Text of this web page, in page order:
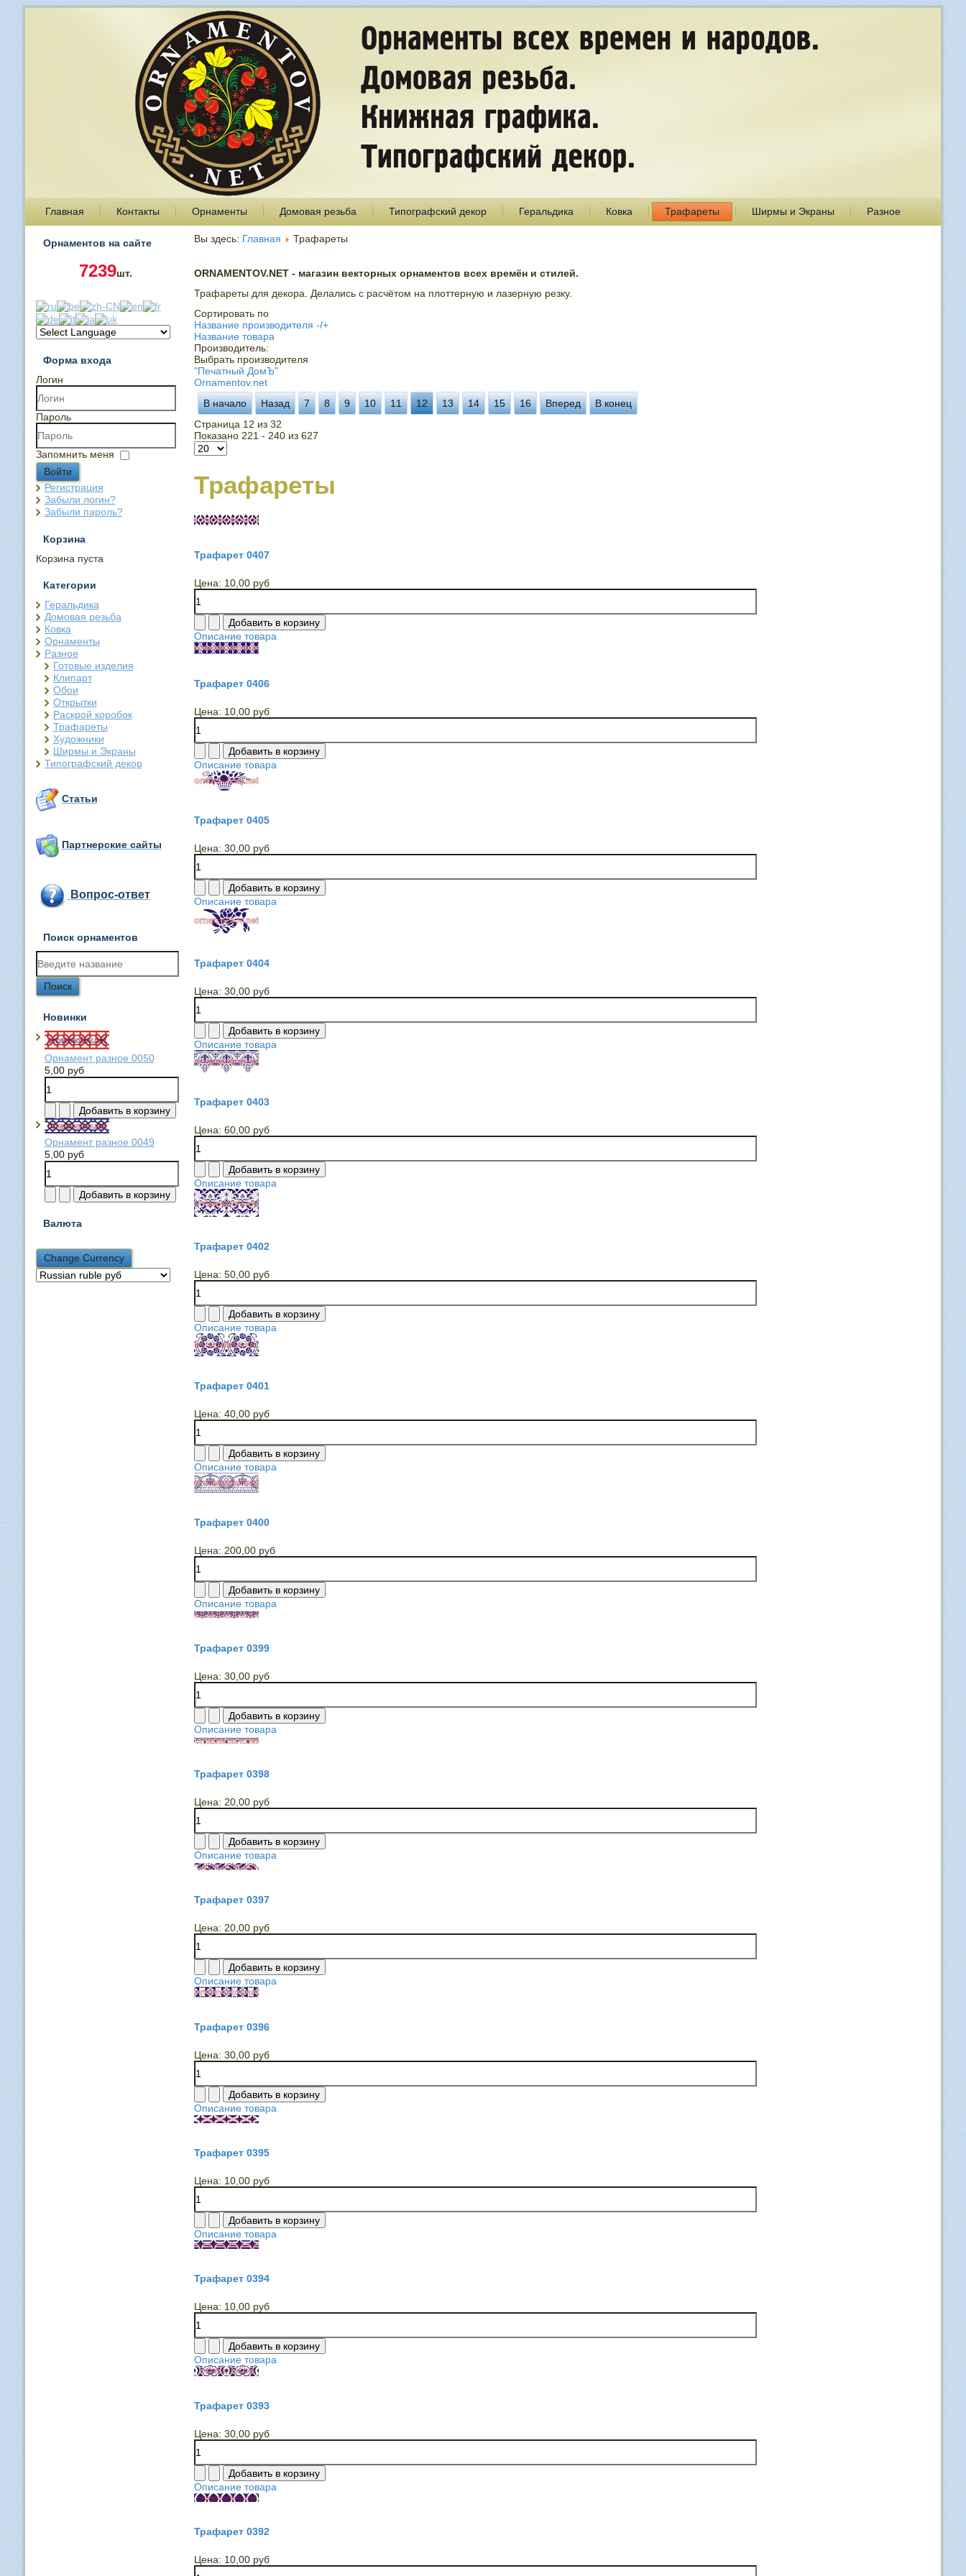
Главная Контакты Орнаменты Домовая резьба Типографский декор Геральдика Ковка Трафареты Ширмы и Экраны Разное
Орнаментов на сайте
7239шт.
Форма входа
Логин
Пароль
Запомнить меня
Войти
Регистрация
Забыли логин?
Забыли пароль?
Корзина
Корзина пуста
Категории
Геральдика
Домовая резьба
Ковка
Орнаменты
Разное
Готовые изделия
Клипарт
Обои
Открытки
Раскрой коробок
Трафареты
Художники
Ширмы и Экраны
Типографский декор
Статьи
Партнерские сайты
Вопрос-ответ
Поиск орнаментов
Новинки
Орнамент разное 0050
5,00 руб
Орнамент разное 0049
5,00 руб
Валюта
Вы здесь: Главная Трафареты
ORNAMENTOV.NET - магазин векторных орнаментов всех времён и стилей.
Трафареты для декора. Делались с расчётом на плоттерную и лазерную резку.
Сортировать по
Название производителя -/+
Название товара
Производитель:
Выбрать производителя
"Печатный ДомЪ"
Ornamentov.net
В начало
Назад 7 8 9 10 11 12 13 14 15 16 Вперед
В конец
Страница 12 из 32
Показано 221 - 240 из 627
Трафареты
Трафарет 0407
Цена: 10,00 руб
Описание товара
Трафарет 0406
Цена: 10,00 руб
Описание товара
Трафарет 0405
Цена: 30,00 руб
Описание товара
Трафарет 0404
Цена: 30,00 руб
Описание товара
Трафарет 0403
Цена: 60,00 руб
Описание товара
Трафарет 0402
Цена: 50,00 руб
Описание товара
Трафарет 0401
Цена: 40,00 руб
Описание товара
Трафарет 0400
Цена: 200,00 руб
Описание товара
Трафарет 0399
Цена: 30,00 руб
Описание товара
Трафарет 0398
Цена: 20,00 руб
Описание товара
Трафарет 0397
Цена: 20,00 руб
Описание товара
Трафарет 0396
Цена: 30,00 руб
Описание товара
Трафарет 0395
Цена: 10,00 руб
Описание товара
Трафарет 0394
Цена: 10,00 руб
Описание товара
Трафарет 0393
Цена: 30,00 руб
Описание товара
Трафарет 0392
Цена: 10,00 руб